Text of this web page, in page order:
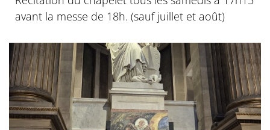
avant la messe de 18h. (sauf juillet et août)